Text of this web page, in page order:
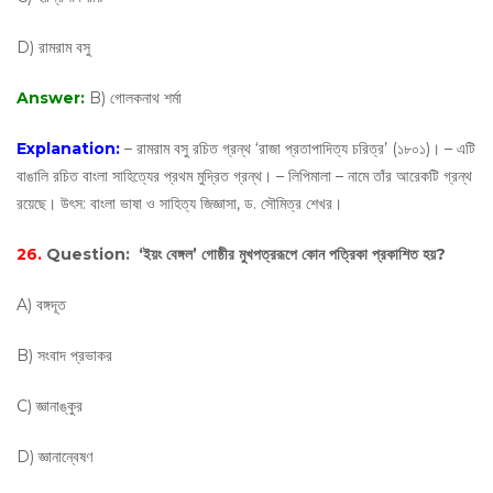
D) রামরাম বসু
Answer: B) গোলকনাথ শর্মা
Explanation: – রামরাম বসু রচিত গ্রন্থ ‘রাজা প্রতাপাদিত্য চরিত্র’ (১৮০১)। – এটি
বাঙালি রচিত বাংলা সাহিত্যের প্রথম মুদ্রিত গ্রন্থ। – লিপিমালা – নামে তাঁর আরেকটি গ্রন্থ
রয়েছে। উৎস: বাংলা ভাষা ও সাহিত্য জিজ্ঞাসা, ড. সৌমিত্র শেখর।
26. Question: ‘ইয়ং বেঙ্গল’ গোষ্ঠীর মুখপত্ররূপে কোন পত্রিকা প্রকাশিত হয়?
A) বঙ্গদূত
B) সংবাদ প্রভাকর
C) জ্ঞানাঙ্কুর
D) জ্ঞানান্বেষণ